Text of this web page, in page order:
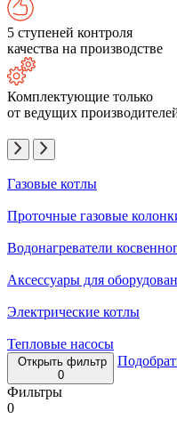
5 ступеней контроля
качества на производстве
Комплектующие только
от ведущих
Газовые котлы
Проточные газовые
Водонагреватели
Аксессуары для
Электрические котлы
Тепловые насосы
Открыть фильтр
0
Фильтры
0